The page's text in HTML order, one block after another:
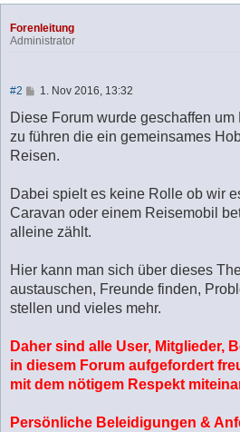
Forenleitung
Administrator
#2
B
i
t
r
a
1. Nov 2016, 13:32
Diese Forum wurde geschaffen
zu führen die ein gemeinsames
Reisen.
Dabei spielt es keine Rolle ob wir
Caravan oder einem Reisemobil
alleine zählt.
Hier kann man sich über dieses
austauschen, Freunde finden,
stellen und vieles mehr.
Daher sind alle User, Mitglieder,
in diesem Forum aufgefordert
mit dem nötigem Respekt
Persönliche Beleidigungen &